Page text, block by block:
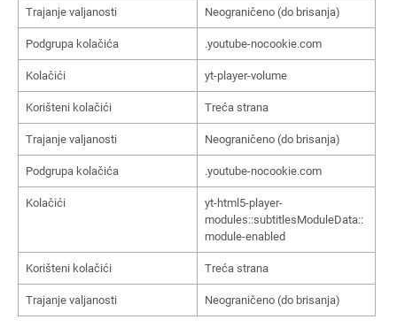
Trajanje valjanosti Neograničeno (do brisanja)
Podgrupa kolačića .youtube-nocookie.com
Kolačići yt-player-volume
Korišteni kolačići Treća strana
Trajanje valjanosti Neograničeno (do brisanja)
Podgrupa kolačića .youtube-nocookie.com
Kolačići
yt-html5-player-
modules::subtitlesModuleData::
module-enabled
Korišteni kolačići Treća strana
Trajanje valjanosti Neograničeno (do brisanja)